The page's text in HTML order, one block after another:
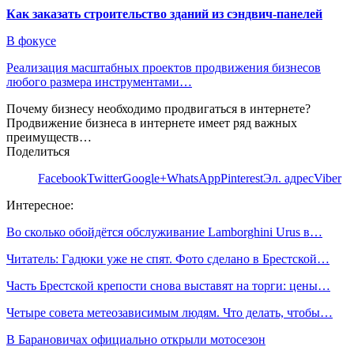
Как заказать строительство зданий из сэндвич-панелей
В фокусе
Реализация масштабных проектов продвижения бизнесов
любого размера инструментами…
Почему бизнесу необходимо продвигаться в интернете?
Продвижение бизнеса в интернете имеет ряд важных
преимуществ…
Поделиться
FacebookTwitterGoogle+WhatsAppPinterestЭл. адресViber
Интересное:
Во сколько обойдётся обслуживание Lamborghini Urus в…
Читатель: Гадюки уже не спят. Фото сделано в Брестской…
Часть Брестской крепости снова выставят на торги: цены…
Четыре совета метеозависимым людям. Что делать, чтобы…
В Барановичах официально открыли мотосезон